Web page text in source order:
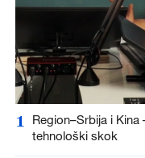
1
Region–Srbija i
tehnološki skok